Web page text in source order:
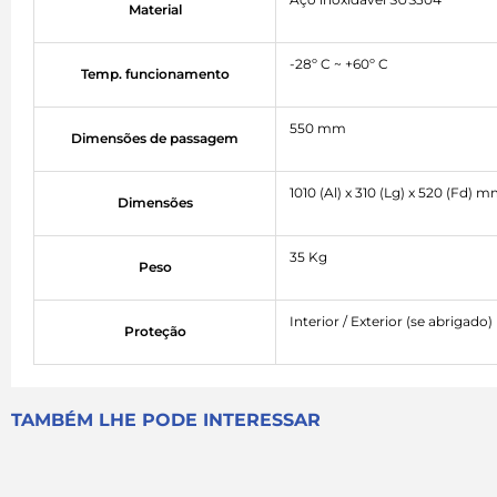
Material
Temp. funcionamento
-28º C ~ +60º C
Dimensões de passagem
550 mm
Dimensões
1010 (Al) x 310 (Lg) x 520 (Fd)
Peso
35 Kg
Proteção
Interior / Exterior (se abrigado)
TAMBÉM LHE PODE INTERESSAR